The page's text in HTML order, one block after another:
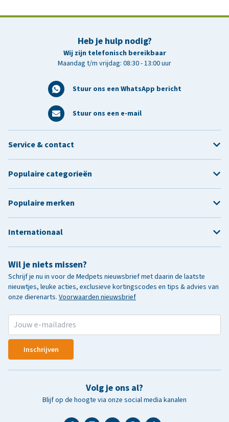
Heb je hulp nodig?
Wij zijn telefonisch bereikbaar
Maandag t/m vrijdag: 08:30 - 13:00 uur
Stuur ons een WhatsApp bericht
Stuur ons een e-mail
Wil je niets missen?
Schrijf je nu in voor de Medpets nieuwsbrief met daarin de laatste
nieuwtjes, leuke acties, exclusieve kortingscodes en tips & advies van
onze dierenarts. Voorwaarden nieuwsbrief
Inschrijven
Volg je ons al?
Blijf op de hoogte via onze social media kanalen
Service & contact
Populaire categorieën
Populaire merken
Internationaal